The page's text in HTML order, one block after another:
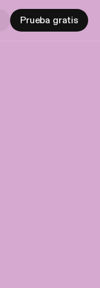
Prueba gratis